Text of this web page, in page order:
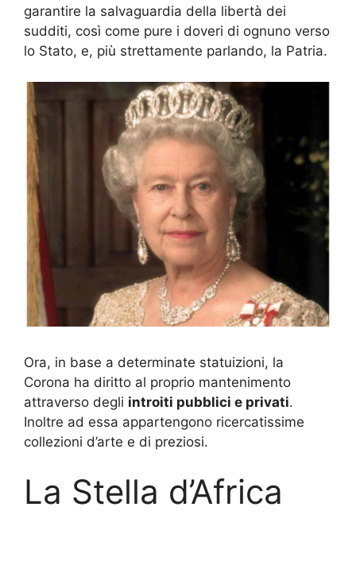
garantire la salvaguardia della libertà dei
sudditi, così come pure i doveri di ognuno verso
lo Stato, e, più strettamente parlando, la Patria.
Ora, in base a determinate statuizioni, la
Corona ha diritto al proprio mantenimento
attraverso degli introiti pubblici e privati.
Inoltre ad essa appartengono ricercatissime
collezioni d’arte e di preziosi.
La Stella d’Africa